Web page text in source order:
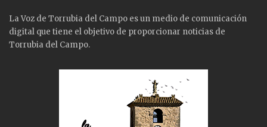
La Voz de Torrubia del Campo es un medio de comunicación
digital que tiene el objetivo de proporcionar noticias de
Torrubia del Campo.